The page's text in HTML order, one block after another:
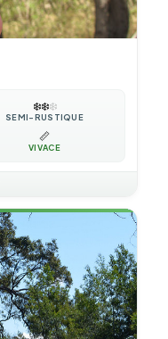
❄️❄️❄️
SEMI-RUSTIQUE
📏
VIVACE